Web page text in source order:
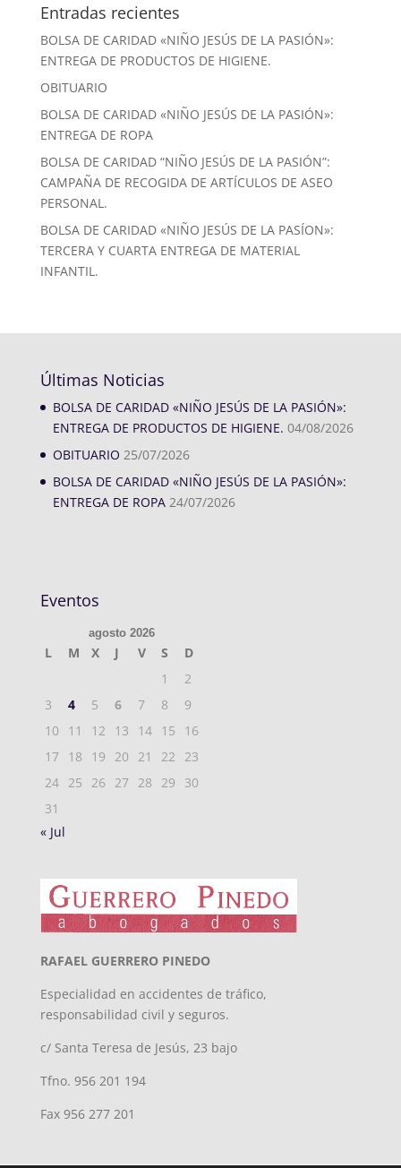
Entradas recientes
BOLSA DE CARIDAD «NIÑO JESÚS DE LA PASIÓN»:
ENTREGA DE PRODUCTOS DE HIGIENE.
OBITUARIO
BOLSA DE CARIDAD «NIÑO JESÚS DE LA PASIÓN»:
ENTREGA DE ROPA
BOLSA DE CARIDAD “NIÑO JESÚS DE LA PASIÓN”:
CAMPAÑA DE RECOGIDA DE ARTÍCULOS DE ASEO
PERSONAL.
BOLSA DE CARIDAD «NIÑO JESÚS DE LA PASÍON»:
TERCERA Y CUARTA ENTREGA DE MATERIAL
INFANTIL.
Últimas Noticias
BOLSA DE CARIDAD «NIÑO JESÚS DE LA PASIÓN»:
ENTREGA DE PRODUCTOS DE HIGIENE. 04/08/2026
OBITUARIO 25/07/2026
BOLSA DE CARIDAD «NIÑO JESÚS DE LA PASIÓN»:
ENTREGA DE ROPA 24/07/2026
Eventos
agosto 2026
L M X J V S
D
1
2
3
4 5 6 7 8
9
10
11 12 13 14 15
16
17
18 19 20 21 22
23
24 25 26 27 28 29
30
31
« Jul
RAFAEL GUERRERO PINEDO
Especialidad en accidentes de tráfico,
responsabilidad civil y seguros.
c/ Santa Teresa de Jesús, 23 bajo
Tfno. 956 201 194
Fax 956 277 201